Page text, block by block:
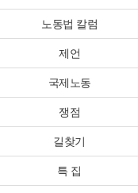
노동법 칼럼
제언
국제노동
쟁점
길찾기
특 집